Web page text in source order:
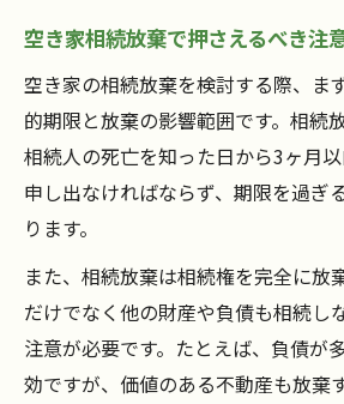
空き家相続放棄で押さえるべき注
空き家の相続放棄を検討する際、ま
的期限と放棄の影響範囲です。相続
相続人の死亡を知った日から3ヶ月
申し出なければならず、期限を過ぎ
ります。
また、相続放棄は相続権を完全に放
だけでなく他の財産や負債も相続し
注意が必要です。たとえば、負債が
効ですが、価値のある不動産も放棄